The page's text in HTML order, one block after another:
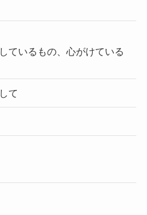
ているもの、心がけている
て